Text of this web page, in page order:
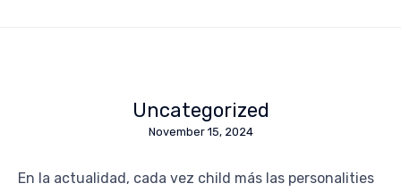
Uncategorized
November 15, 2024
En la actualidad, cada vez child más las personalities